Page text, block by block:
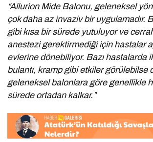
“Allurion Mide Balonu, geleneksel
çok daha az invaziv bir uygulamadır.
gibi kısa bir sürede yutuluyor ve
anestezi gerektirmediği için hastalar
evlerine dönebiliyor. Bazı hastalarda
bulantı, kramp gibi etkiler görülebilse
geleneksel balonlara göre genellikle
sürede ortadan kalkar.”